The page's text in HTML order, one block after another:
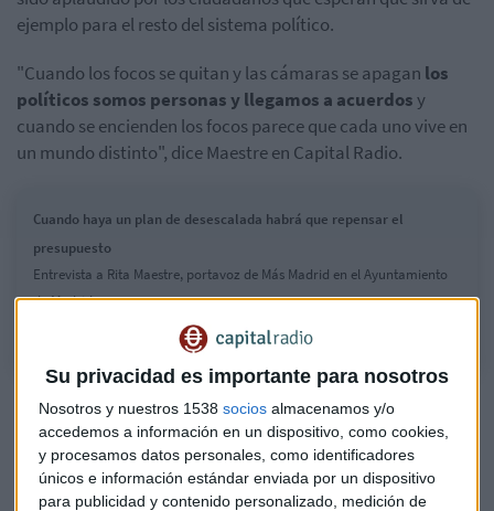
Su privacidad es importante para nosotros
Nosotros y nuestros 1538 socios almacenamos y/o
accedemos a información en un dispositivo, como cookies,
y procesamos datos personales, como identificadores
únicos e información estándar enviada por un dispositivo
para publicidad y contenido personalizado, medición de
ejemplo para el resto del sistema político.
"Cuando los focos se quitan y las cámaras se apagan los
políticos somos personas y llegamos a acuerdosy
cuando se encienden los focos parece que cada uno vive en
un mundo distinto", dice Maestre en Capital Radio.
Cuando haya un plan de desescalada habrá que repensar el
presupuesto
Entrevista a Rita Maestre, portavoz de Más Madrid en el Ayuntamiento
de Madrid
Almeida: "Si fuera presidente apostaría por la rebaja
fiscal, hay que reactivar la economía"
Fernández Vara: Un gobierno PSOE-Cs hubiera sido mejor
para abordar esta crisis